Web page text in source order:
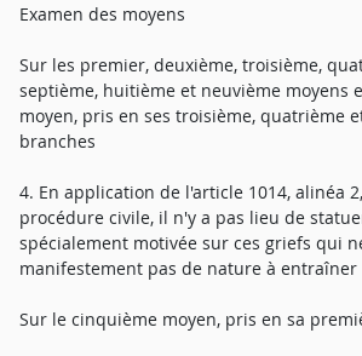
Examen des moyens
Sur les premier, deuxième, troisième,
septième, huitième et neuvième moyens
moyen, pris en ses troisième, quatrième
branches
4. En application de l'article 1014, alinéa
procédure civile, il n'y a pas lieu de
spécialement motivée sur ces griefs qui
manifestement pas de nature à entraîner
Sur le cinquième moyen, pris en sa